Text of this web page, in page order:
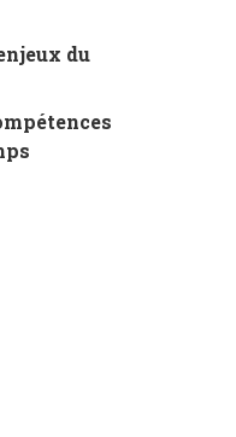
du